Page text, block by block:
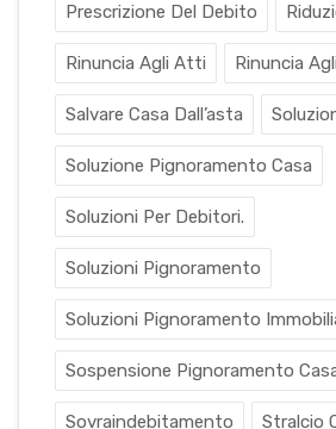
Prescrizione Del Debito
Rinuncia Agli Atti Rinuncia
Salvare Casa Dall’asta
Soluzione Pignoramento Casa
Soluzioni Per Debitori.
Soluzioni Pignoramento
Soluzioni Pignoramento
Sospensione Pignoramento
Sovraindebitamento Stralcio